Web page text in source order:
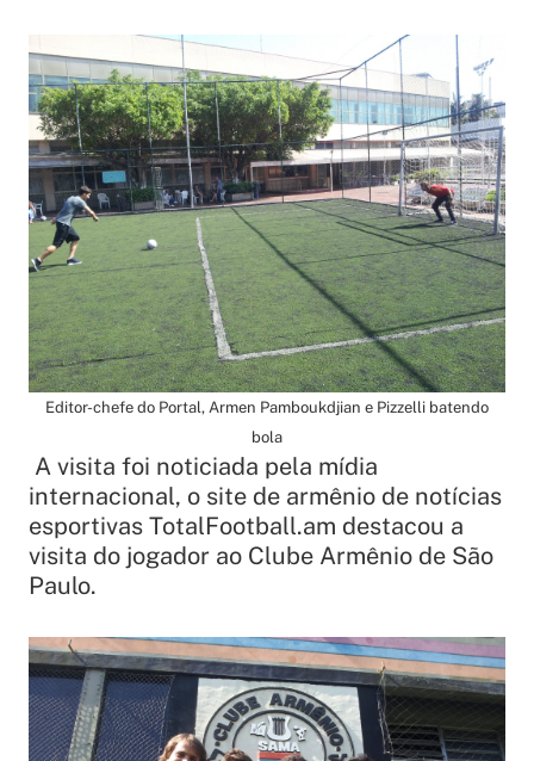
Editor-chefe do Portal, Armen Pamboukdjian e Pizzelli batendo
bola
A visita foi noticiada pela mídia
internacional, o site de armênio de notícias
esportivas TotalFootball.am destacou a
visita do jogador ao Clube Armênio de São
Paulo.